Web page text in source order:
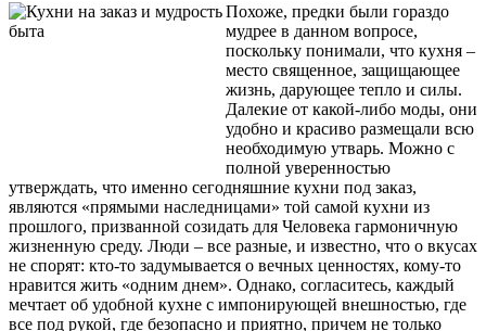
Похоже, предки были гораздо
мудрее в данном вопросе,
поскольку понимали, что кухня –
место священное, защищающее
жизнь, дарующее тепло и силы.
Далекие от какой-либо моды, они
удобно и красиво размещали всю
необходимую утварь. Можно с
полной уверенностью
утверждать, что именно сегодняшние кухни под заказ,
являются «прямыми наследницами» той самой кухни из
прошлого, призванной созидать для Человека гармоничную
жизненную среду. Люди – все разные, и известно, что о вкусах
не спорят: кто-то задумывается о вечных ценностях, кому-то
нравится жить «одним днем». Однако, согласитесь, каждый
мечтает об удобной кухне с импонирующей внешностью, где
все под рукой, где безопасно и приятно, причем не только